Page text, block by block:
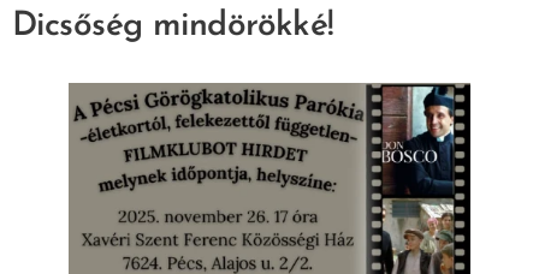
Dicsőség mindörökké!